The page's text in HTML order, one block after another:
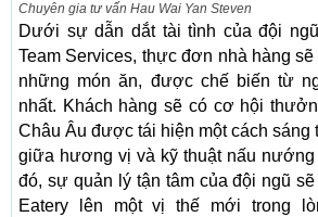
Chuyên gia tư vấn Hau Wai Yan Steven
Dưới sự dẫn dắt tài tình của đội
Team Services, thực đơn nhà hàng
những món ăn, được chế biến từ
nhất. Khách hàng sẽ có cơ hội
Châu Âu được tái hiện một cách sáng
giữa hương vị và kỹ thuật nấu nướng
đó, sự quản lý tận tâm của đội ngũ
Eatery lên một vị thế mới trong